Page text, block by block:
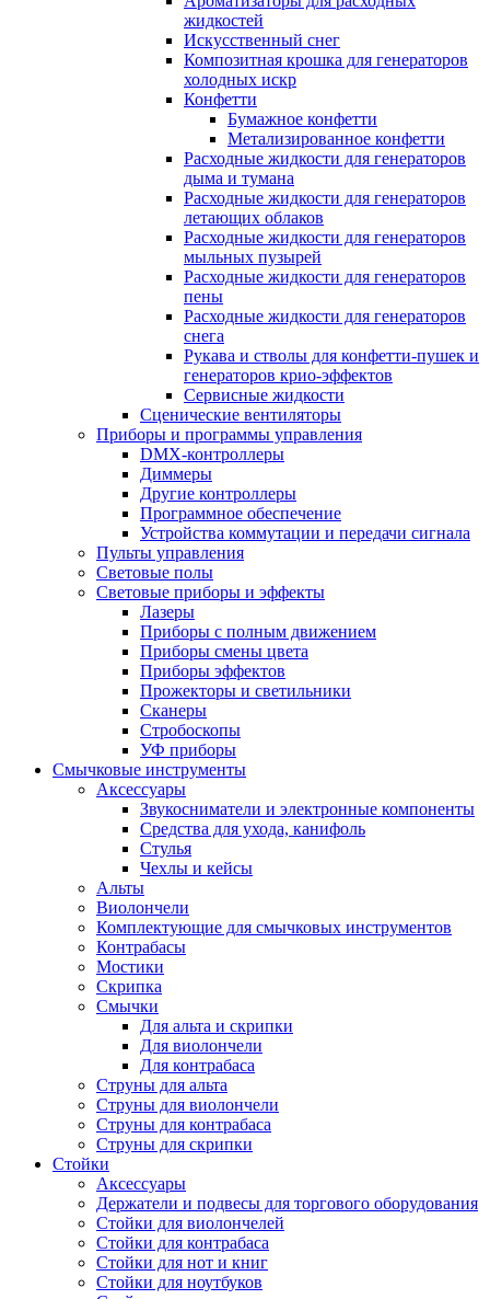
жидкостей
Искусственный снег
Композитная крошка для генераторов
холодных искр
Конфетти
Бумажное конфетти
Метализированное конфетти
Расходные жидкости для генераторов
дыма и тумана
Расходные жидкости для генераторов
летающих облаков
Расходные жидкости для генераторов
мыльных пузырей
Расходные жидкости для генераторов
пены
Расходные жидкости для генераторов
снега
Рукава и стволы для конфетти-пушек и
генераторов крио-эффектов
Сервисные жидкости
Сценические вентиляторы
Приборы и программы управления
DMX-контроллеры
Диммеры
Другие контроллеры
Программное обеспечение
Устройства коммутации и передачи сигнала
Пульты управления
Световые полы
Световые приборы и эффекты
Лазеры
Приборы с полным движением
Приборы смены цвета
Приборы эффектов
Прожекторы и светильники
Сканеры
Стробоскопы
УФ приборы
Смычковые инструменты
Аксессуары
Звукосниматели и электронные компоненты
Средства для ухода, канифоль
Стулья
Чехлы и кейсы
Альты
Виолончели
Комплектующие для смычковых инструментов
Контрабасы
Мостики
Скрипка
Смычки
Для альта и скрипки
Для виолончели
Для контрабаса
Струны для альта
Струны для виолончели
Струны для контрабаса
Струны для скрипки
Стойки
Аксессуары
Держатели и подвесы для торгового оборудования
Стойки для виолончелей
Стойки для контрабаса
Стойки для нот и книг
Стойки для ноутбуков